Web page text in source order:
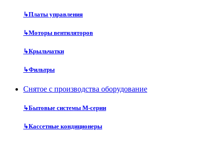
↳Платы управления
↳Моторы вентиляторов
↳Крыльчатки
↳Фильтры
Снятое с производства оборудование
↳Бытовые системы M-серии
↳Кассетные кондиционеры